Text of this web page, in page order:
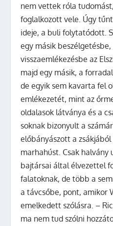
nem vettek róla
foglalkozott vele. Úgy
ideje, a buli folytatódott.
egy másik
visszaemlékezésbe az
majd egy másik, a
de egyik sem kavarta fel
emlékezetét, mint az
oldalasok látványa és a
soknak bizonyult a
előbányászott a
marhahúst. Csak
bajtársai által élvezettel
falatoknak, de több a
a távcsőbe, pont, amikor
emelkedett szólásra. –
ma nem tud szólni